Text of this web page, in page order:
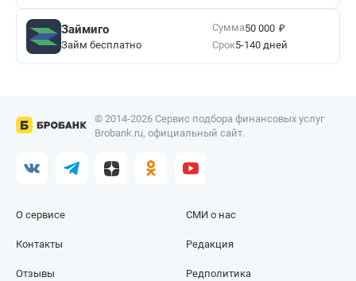
Займиго
Займ бесплатно
Сумма50 000 ₽
Срок5-140 дней
© 2014-2026 Сервис подбора финансовых услуг
Brobank.ru, официальный сайт.
О сервисе
Контакты
Отзывы
СМИ о нас
Редакция
Редполитика